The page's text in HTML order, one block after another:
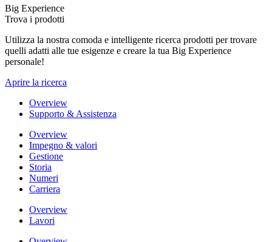
Big Experience
Trova i prodotti
Utilizza la nostra comoda e intelligente ricerca prodotti per trovare
quelli adatti alle tue esigenze e creare la tua Big Experience
personale!
Aprire la ricerca
Overview
Supporto & Assistenza
Overview
Impegno & valori
Gestione
Storia
Numeri
Carriera
Overview
Lavori